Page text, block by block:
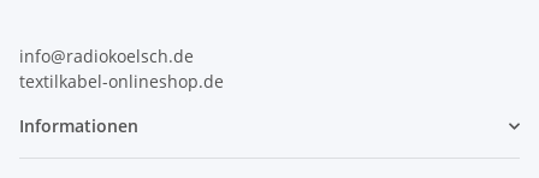
info@radiokoelsch.de
textilkabel-onlineshop.de
Informationen